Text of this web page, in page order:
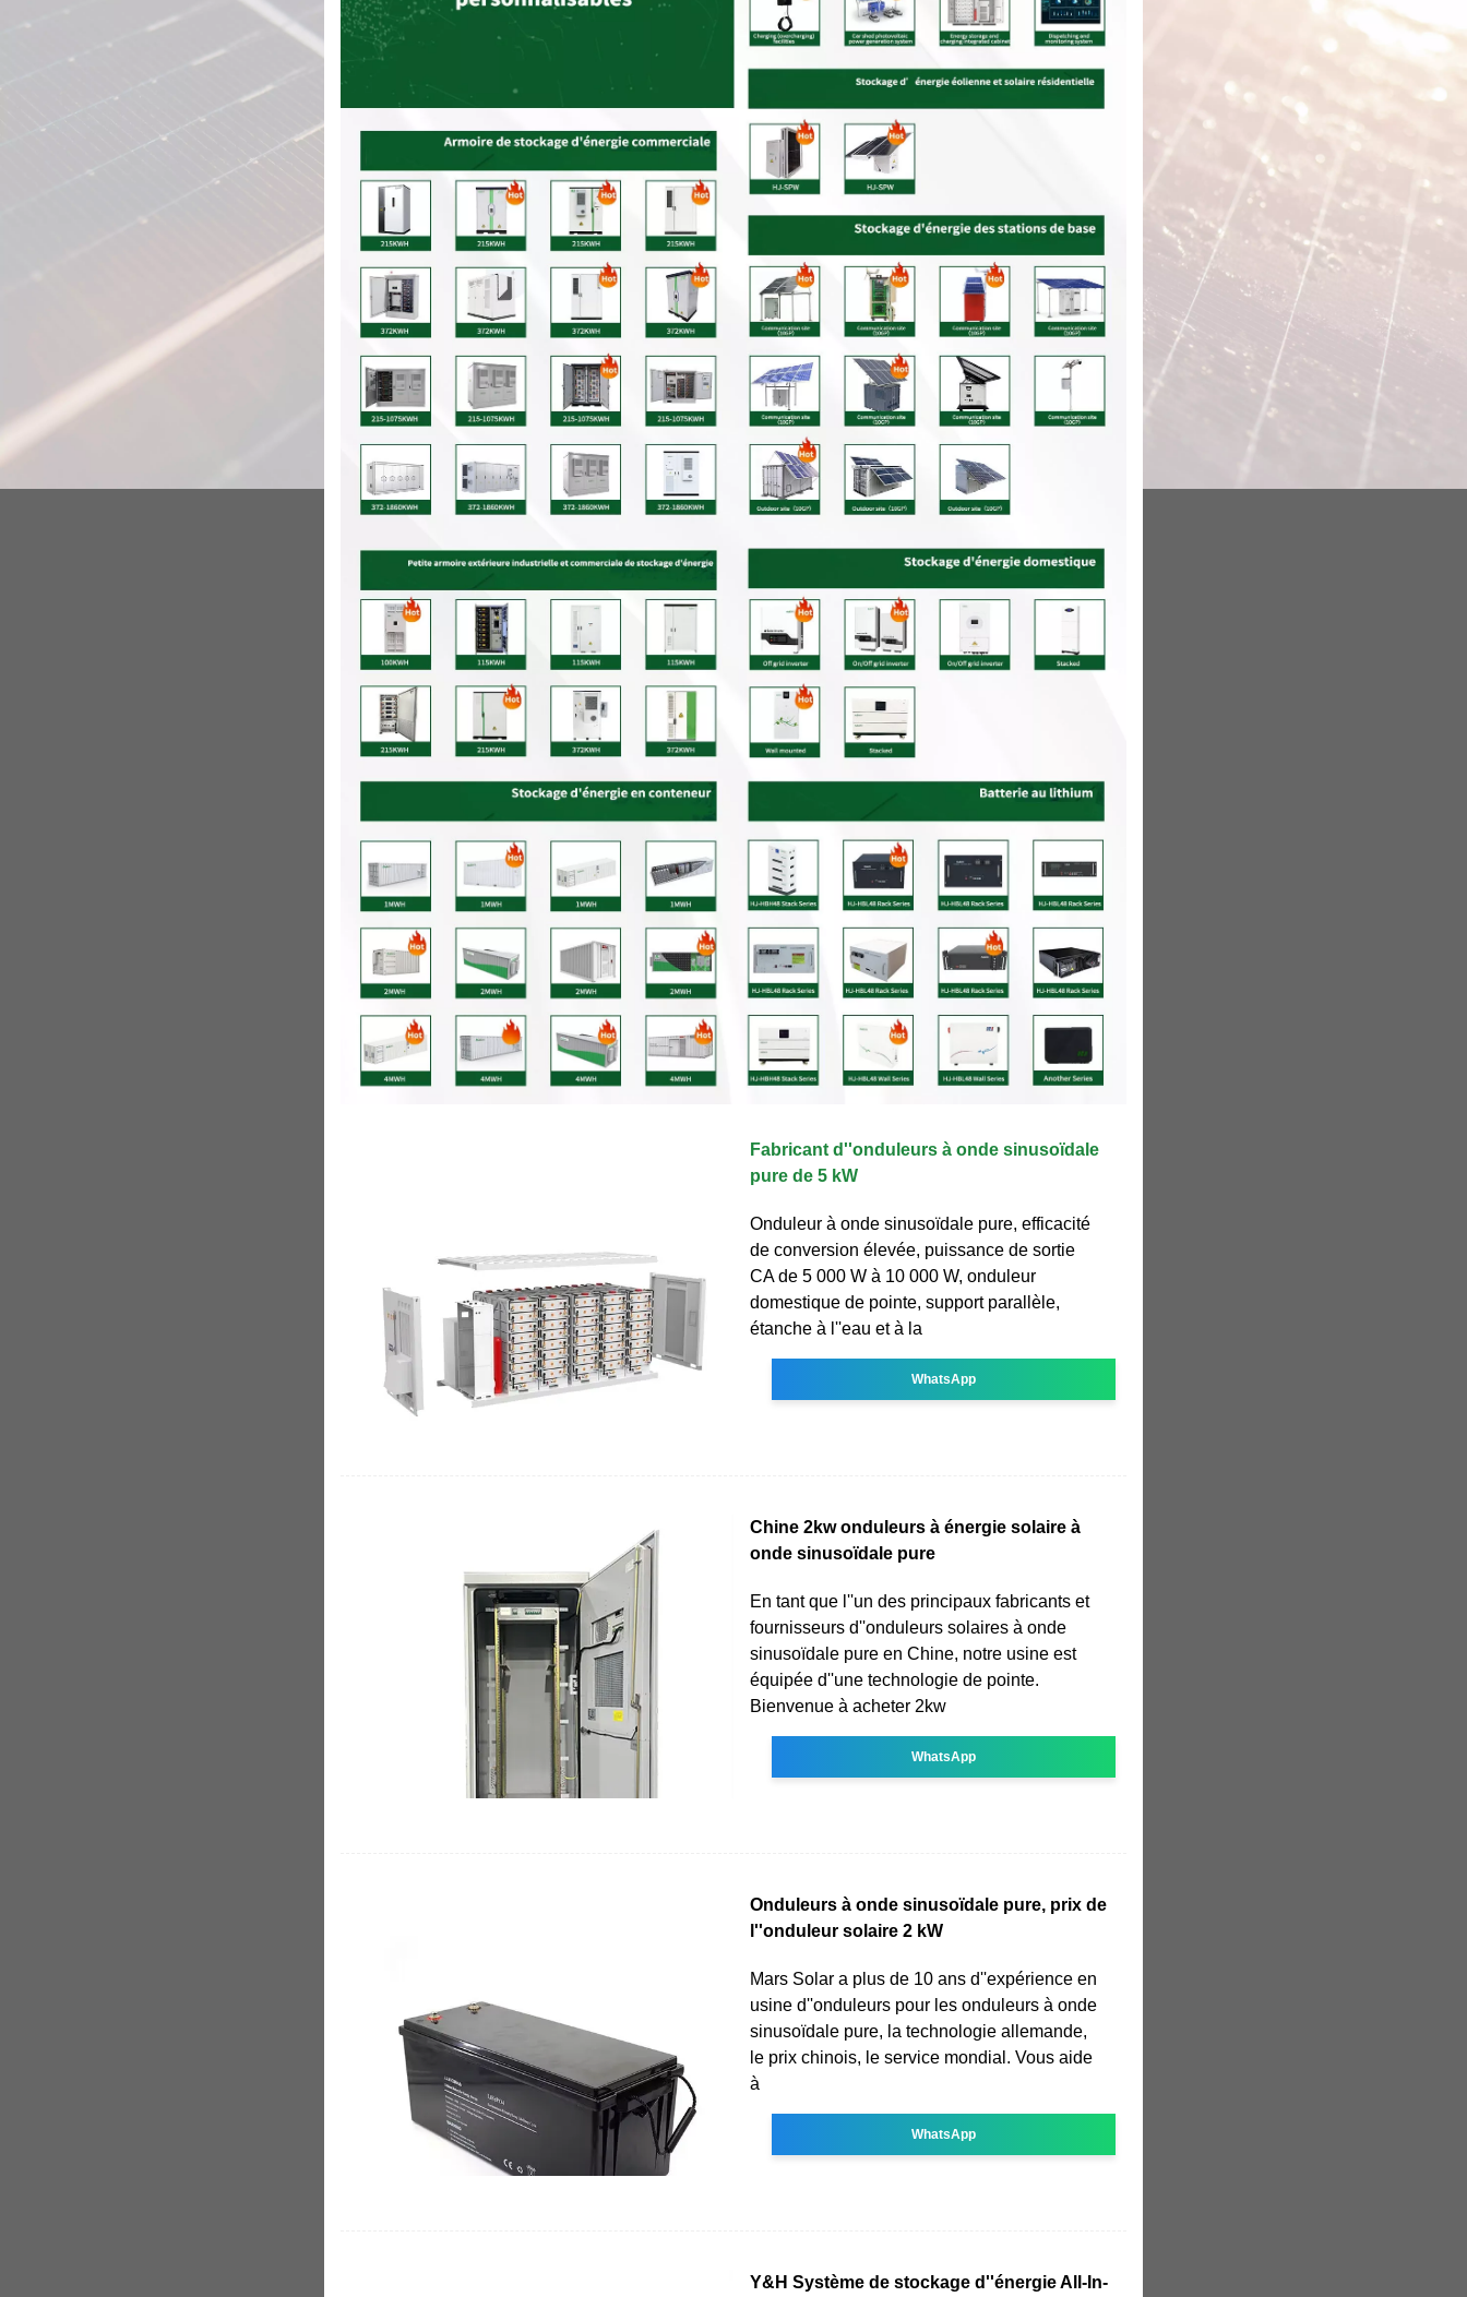
Fabricant d''onduleurs à onde sinusoïdale
pure de 5 kW
Onduleur à onde sinusoïdale pure, efficacité
de conversion élevée, puissance de sortie
CA de 5 000 W à 10 000 W, onduleur
domestique de pointe, support parallèle,
étanche à l''eau et à la
WhatsApp
Chine 2kw onduleurs à énergie solaire à
onde sinusoïdale pure
En tant que l''un des principaux fabricants et
fournisseurs d''onduleurs solaires à onde
sinusoïdale pure en Chine, notre usine est
équipée d''une technologie de pointe.
Bienvenue à acheter 2kw
WhatsApp
Onduleurs à onde sinusoïdale pure, prix de
l''onduleur solaire 2 kW
Mars Solar a plus de 10 ans d''expérience en
usine d''onduleurs pour les onduleurs à onde
sinusoïdale pure, la technologie allemande,
le prix chinois, le service mondial. Vous aide
à
WhatsApp
Y&H Système de stockage d''énergie All-In-